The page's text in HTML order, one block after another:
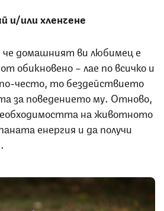
и/или хленчене
че домашният ви любимец е
обикновено – лае по всичко и
по-често, то бездействието
за поведението му. Отново,
на животното
енергия и да получи